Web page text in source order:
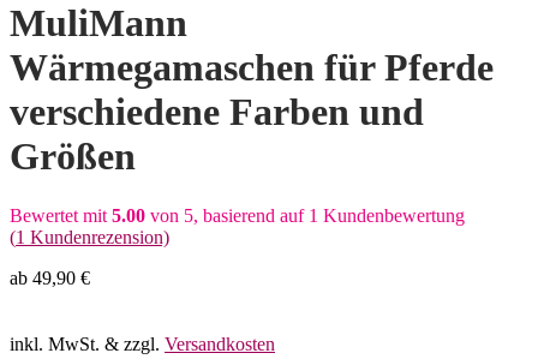
MuliMann
Wärmegamaschen für Pferde
verschiedene Farben und
Größen
Bewertet mit 5.00 von 5, basierend auf 1 Kundenbewertung
(1 Kundenrezension)
ab 49,90 €
inkl. MwSt. & zzgl. Versandkosten